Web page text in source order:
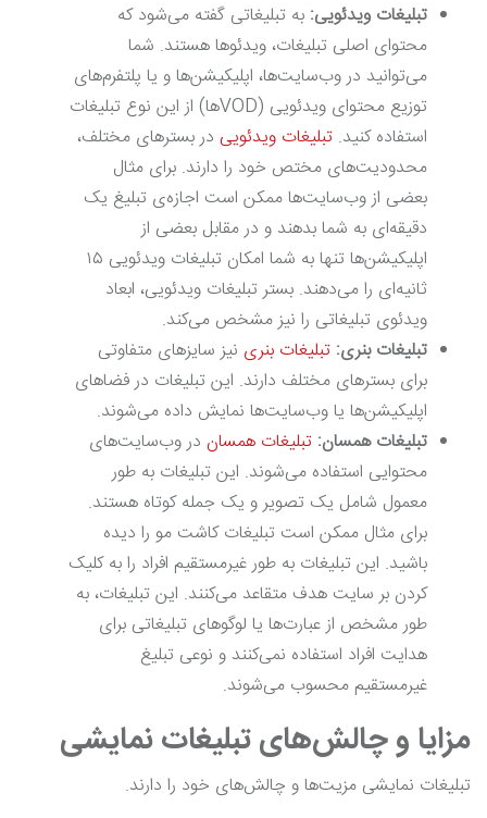
تبلیغات ویدئویی: به تبلیغاتی گفته می‌شود که
محتوای اصلی تبلیغات، ویدئوها هستند. شما
می‌توانید در وب‌سایت‌ها، اپلیکیشن‌ها و یا پلتفرم‌های
توزیع محتوای ویدئویی (VODها) از این نوع تبلیغات
استفاده کنید. تبلیغات ویدئویی در بسترهای مختلف،
محدودیت‌های مختص خود را دارند. برای مثال
بعضی از وب‌سایت‌ها ممکن است اجازه‌ی تبلیغ یک
دقیقه‌ای به شما بدهند و در مقابل بعضی از
اپلیکیشن‌ها تنها به شما امکان تبلیغات ویدئویی ۱۵
ثانیه‌ای را می‌دهند. بستر تبلیغات ویدئویی، ابعاد
ویدئوی تبلیغاتی را نیز مشخص می‌کند.
تبلیغات بنری: تبلیغات بنری نیز سایزهای متفاوتی
برای بسترهای مختلف دارند. این تبلیغات در فضاهای
اپلیکیشن‌ها یا وب‌سایت‌ها نمایش داده می‌شوند.
تبلیغات همسان: تبلیغات همسان در وب‌سایت‌های
محتوایی استفاده می‌شوند. این تبلیغات به طور
معمول شامل یک تصویر و یک جمله کوتاه هستند.
برای مثال ممکن است تبلیغات کاشت مو را دیده
باشید. این تبلیغات به طور غیرمستقیم افراد را به کلیک
کردن بر سایت هدف متقاعد می‌کنند. این تبلیغات، به
طور مشخص از عبارت‌ها یا لوگوهای تبلیغاتی برای
هدایت افراد استفاده نمی‌کنند و نوعی تبلیغ
غیرمستقیم محسوب می‌شوند.
مزایا و چالش‌های تبلیغات نمایشی
تبلیغات نمایشی مزیت‌ها و چالش‌های خود را دارند.